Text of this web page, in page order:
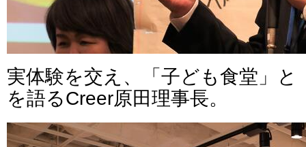
実体験を交え、「子ども食堂」
を語るCreer原田理事長。